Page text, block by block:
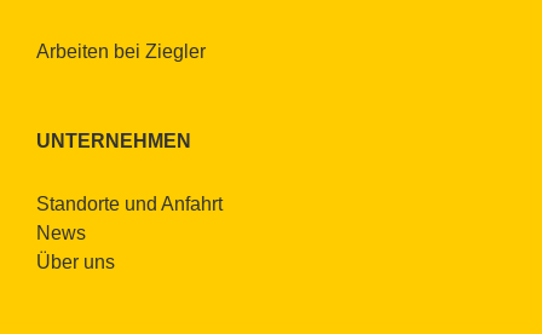
Ar­bei­ten bei Zieg­ler
UN­TER­NEH­MEN
Stand­or­te und An­fahrt
News
Über uns